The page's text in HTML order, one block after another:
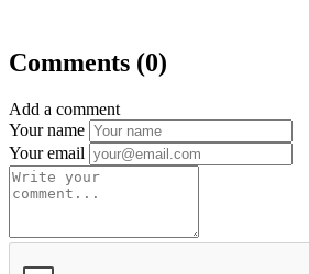
Comments (0)
Add a comment
Your name
Your email